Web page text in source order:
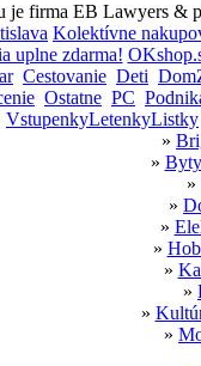
je firma EB Lawyers &
Kolektívne
uplne zdarma!
Cestovanie Deti
Ostatne PC
VstupenkyLetenkyListky
»
»
»
»
»
»
»
»
»
»